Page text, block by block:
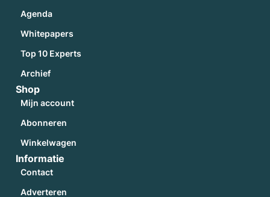
Agenda
Whitepapers
Top 10 Experts
Archief
Shop
Mijn account
Abonneren
Winkelwagen
Informatie
Contact
Adverteren